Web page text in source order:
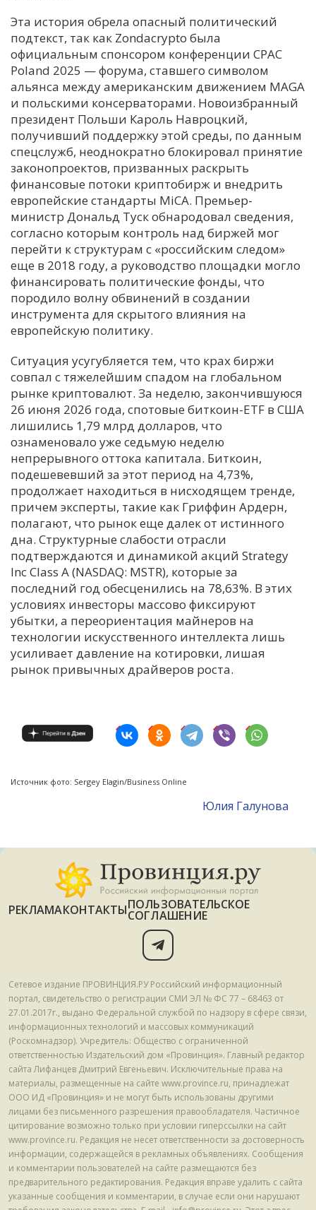
Эта история обрела опасный политический
подтекст, так как Zondacrypto была
официальным спонсором конференции CPAC
Poland 2025 — форума, ставшего символом
альянса между американским движением MAGA
и польскими консерваторами. Новоизбранный
президент Польши Кароль Навроцкий,
получивший поддержку этой среды, по данным
спецслужб, неоднократно блокировал принятие
законопроектов, призванных раскрыть
финансовые потоки криптобирж и внедрить
европейские стандарты MiCA. Премьер-
министр Дональд Туск обнародовал сведения,
согласно которым контроль над биржей мог
перейти к структурам с «российским следом»
еще в 2018 году, а руководство площадки могло
финансировать политические фонды, что
породило волну обвинений в создании
инструмента для скрытого влияния на
европейскую политику.
Ситуация усугубляется тем, что крах биржи
совпал с тяжелейшим спадом на глобальном
рынке криптовалют. За неделю, закончившуюся
26 июня 2026 года, спотовые биткоин-ETF в США
лишились 1,79 млрд долларов, что
ознаменовало уже седьмую неделю
непрерывного оттока капитала. Биткоин,
подешевевший за этот период на 4,73%,
продолжает находиться в нисходящем тренде,
причем эксперты, такие как Гриффин Ардерн,
полагают, что рынок еще далек от истинного
дна. Структурные слабости отрасли
подтверждаются и динамикой акций Strategy
Inc Class A (NASDAQ: MSTR), которые за
последний год обесценились на 78,63%. В этих
условиях инвесторы массово фиксируют
убытки, а переориентация майнеров на
технологии искусственного интеллекта лишь
усиливает давление на котировки, лишая
рынок привычных драйверов роста.
Источник фото: Sergey Elagin/Business Online
Юлия Галунова
РЕКЛАМАКОНТАКТЫПОЛЬЗОВАТЕЛЬСКОЕ
СОГЛАШЕНИЕ
Сетевое издание ПРОВИНЦИЯ.РУ Российский информационный
портал, свидетельство о регистрации СМИ ЭЛ № ФС 77 – 68463 от
27.01.2017г., выдано Федеральной службой по надзору в сфере связи,
информационных технологий и массовых коммуникаций
(Роскомнадзор). Учредитель: Общество с ограниченной
ответственностью Издательский дом «Провинция». Главный редактор
сайта Лифанцев Дмитрий Евгеньевич. Исключительные права на
материалы, размещенные на сайте www.province.ru, принадлежат
ООО ИД «Провинция» и не могут быть использованы другими
лицами без письменного разрешения правообладателя. Частичное
цитирование возможно только при условии гиперссылки на сайт
www.province.ru. Редакция не несет ответственности за достоверность
информации, содержащейся в рекламных объявлениях. Сообщения
и комментарии пользователей на сайте размещаются без
предварительного редактирования. Редакция вправе удалить с сайта
указанные сообщения и комментарии, в случае если они нарушают